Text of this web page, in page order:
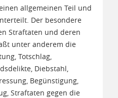
allgemeinen Teil und
Der besondere
Straftaten und deren
unter anderem die
Totschlag,
Diebstahl,
Begünstigung,
Straftaten gegen die